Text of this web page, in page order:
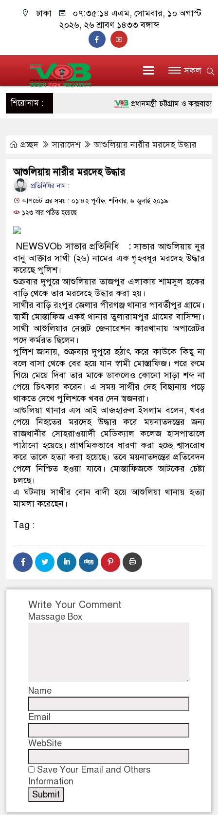
ঢাকা ০৭:৩৫:১৫ এএম, সোমবার, ১০ অগাস্ট
২০২৬, ২৬ শ্রাবণ ১৪৩৩ বঙ্গাব্দ
সকল
শিরোনাম : প্রধানমন্ত্রী চট্টগ্রাম ও কক্সবাজারে
রিকশা
মানবিক অঙ্গীকার ধারণ করে ড্যাব
ফ্যাসিবাদবিরোধী আন্দোলনে
মাননীয় প্রধানমন্ত্রী, মন্ত্রীবর্গ ও
উদ্ধার
জনগণ পরিবর্তন চেয়েছে বলেই
প্রধানমন্ত্রী
মিরপুর মডেল থানার অভিযানে
মাদক কারবারি গ্রেফতার
২৮ লাখ টাকার জাল নোটসহ
থানা পুলিশ
যেকোনো সময় বেনজীরের
নেতৃত্ব ও গণতন্ত্রের মূর্তমান প্রতীক
প্রচ্ছদ সারাদেশ আশুলিয়ায় নারীর মরদেহ উদ্ধার
আশুলিয়ায় নারীর মরদেহ উদ্ধার
প্রতিনিধির নাম :
আপডেট এর সময় : ০১:৪২ পূর্বাহ্ন, শনিবার, ৬ জুলাই ২০১৯
১২৩ বার পঠিত হয়েছে
NEWSVOb সাভার প্রতিনিধি :সাভার আশুলিয়ায় নুর
বানু আক্তার সাথী (২৬) নামের এক গৃহবধূর মরদেহ উদ্ধার
করেছে পুলিশ।
শুক্রবার দুপুরে আশুলিয়ার তাজপুর এলাকায় শামসুল হকের
বাড়ি থেকে তার মরদেহে উদ্ধার করা হয়।
সাথীর বাড়ি রংপুর জেলার পীরগঞ্জ থানার পাবর্তীপুর গ্রামে।
স্বামী মোস্তাফিজ একই থানার তুলারামপুর গ্রামের বাসিন্দা।
সাথী আশুলিয়ার নেক্সট জেনারেশন কারখানায় অপারেটর
পদে কর্মরত ছিলেন।
পুলিশ জানায়, শুক্রবার দুপুরে হঠাৎ করে কাউকে কিছু না
বলে বাসা থেকে বের হয়ে যান স্বামী মোস্তাফিজ। পরে রুমে
গিয়ে মেয়ে দিবা তার মাকে ডাকলেও কোনো সাড়া শব্দ না
পেয়ে চিৎকার করেন। এ সময় সাথীর দেহ বিছানায় পড়ে
থাকতে দেখে পুলিশকে খবর দেন স্বজনরা।
আশুলিয়া থানার এস আই আজহারুল ইসলাম বলেন, খবর
পেয়ে নিহতের মরদেহ উদ্ধার করে ময়নাতদন্তের জন্য
রাজধানীর সোহরাওয়ার্দী মেডিক্যাল কলেজ হাসপাতালে
পাঠানো হয়েছে। প্রাথমিকভাবে ধারণা করা হচ্ছে শ্বাসরোধ
করে তাকে হত্যা করা হয়েছে। তবে ময়নাতদন্তের প্রতিবেদন
পেলে নিশ্চিত হওয়া যাবে। মোস্তাফিজকে আটকের চেষ্টা
চলছে।
এ ঘটনায় সাথীর বোন বাদী হয়ে আশুলিয়া থানায় হত্যা
মামলা করেছেন।
Tag :
Write Your Comment
Massage Box
Name
Email
WebSite
Save Your Email and Others
Information